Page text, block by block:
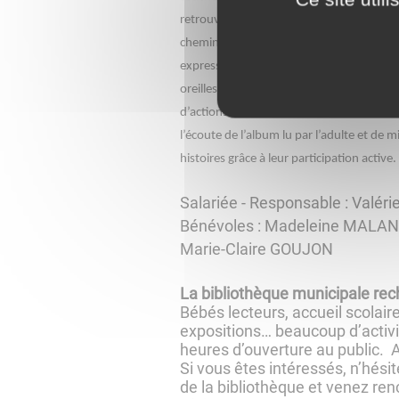
retrouvant des détails inspirés de
chemins du bout du doigt, se regarder
expressions, reconstituer les parties du
oreilles, mains, pieds, sourcils… sur une
d’actions qui permettent aux enfants de
l’écoute de l’album lu par l’adulte et de
histoires grâce à leur participation active.
Salariée - Responsable :
Bénévoles : Madeleine
Marie-Claire GOUJON
La bibliothèque municipale
Bébés lecteurs, accueil
expositions… beaucoup
heures d’ouverture au public.
Si vous êtes intéressés,
de la bibliothèque et venez